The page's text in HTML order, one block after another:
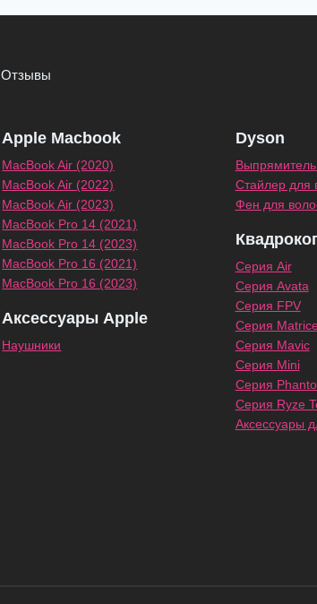
Отзывы
Apple Macbook
MacBook Air (2020)
MacBook Air (2022)
MacBook Air (2023)
MacBook Pro 14 (2021)
MacBook Pro 14 (2023)
MacBook Pro 16 (2021)
MacBook Pro 16 (2023)
Аксессуары Apple
Наушники
Dyson
Стайлер для
Фен для
Серия Air
Серия Avata
Серия FPV
Серия
Серия Mavic
Серия Mini
Серия
Серия Ryze
Аксессуары